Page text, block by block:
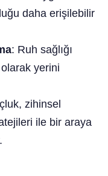
daha erişilebilir
: Ruh sağlığı
yerini
zihinsel
ile bir araya